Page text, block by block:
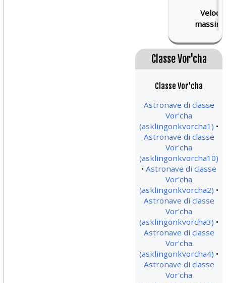
Classe Vor'cha
Classe Vor'cha
Astronave di classe
Vor'cha
(asklingonkvorcha1)
Astronave di classe
Vor'cha
(asklingonkvorcha10)
Astronave di classe
Vor'cha
(asklingonkvorcha2)
Astronave di classe
Vor'cha
(asklingonkvorcha3)
Astronave di classe
Vor'cha
(asklingonkvorcha4)
Astronave di classe
Vor'cha